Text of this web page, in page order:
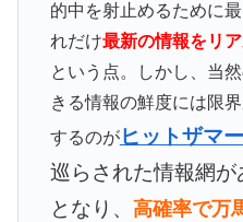
的中を射止めるために
れだけ最新の情報をリ
という点。しかし、当
きる情報の鮮度には限
するのがヒットザマ
巡らされた情報網が
となり、 高確率で万